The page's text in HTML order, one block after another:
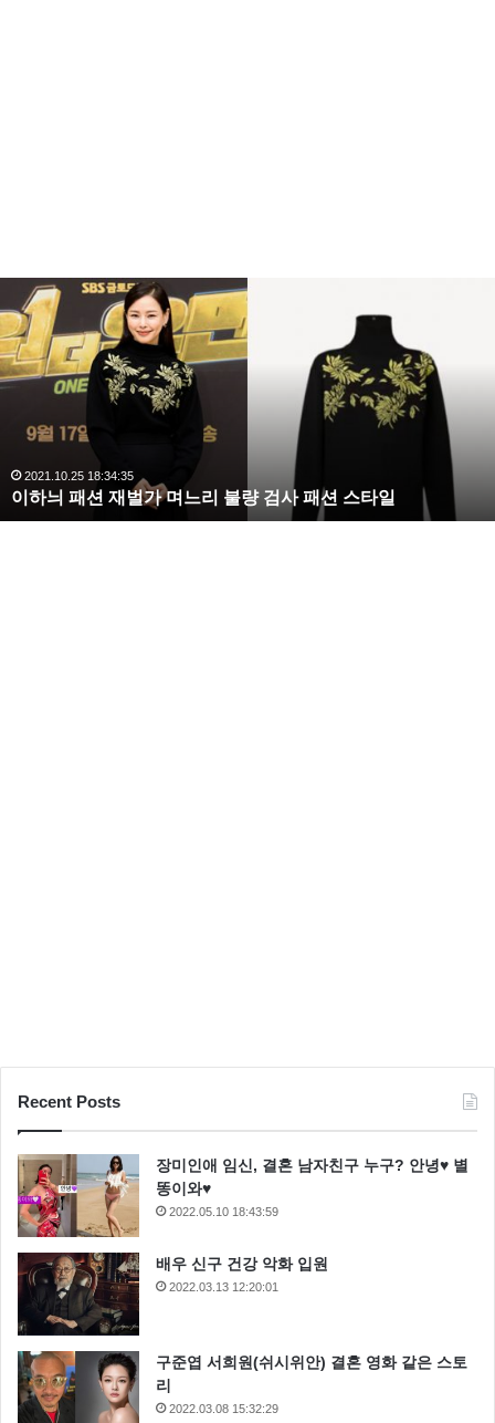
수
해
라
김
완
벽
한
2020.10.03 10:59:30
복수해라 김사랑, 완벽한 S라인 몸매 시선 압도
Recent Posts
장미인애 임신, 결혼 남자친구 누구? 안녕♥ 별
똥이와♥
2022.05.10 18:43:59
배우 신구 건강 악화 입원
2022.03.13 12:20:01
구준엽 서희원(쉬시위안) 결혼 영화 같은 스토
리
2022.03.08 15:32:29